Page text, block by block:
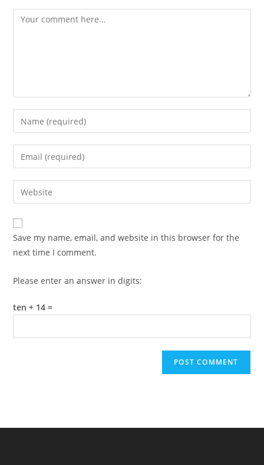
Comment
Enter
your
name
comment
Enter
your
email
address
comment
Enter
your
website
URL
(optional)
Save my name, email, and website in this browser for the
next time I comment.
Please enter an answer in digits:
ten + 14 =